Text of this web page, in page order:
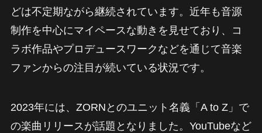
どは不定期ながら継続されています。近年も音源
制作を中心にマイペースな動きを見せており、コ
ラボ作品やプロデュースワークなどを通じて音楽
ファンからの注目が続いている状況です。
2023年には、ZORNとのユニット名義「A to Z」で
の楽曲リリースが話題となりました。YouTubeなど